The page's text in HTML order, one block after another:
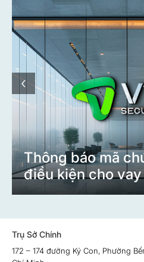
Thông báo mã
điều kiện cho vay
‹
Trụ Sở Chính
172 – 174 đường Ký Con, Phường